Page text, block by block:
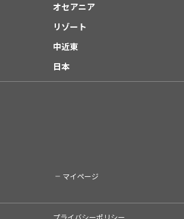
オセアニア
リゾート
中近東
日本
マイページ